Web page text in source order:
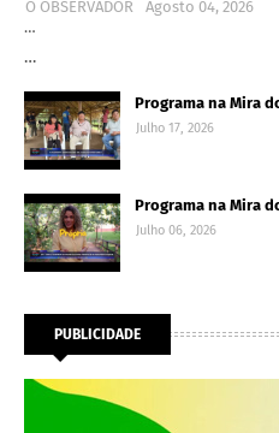
O OBSERVADOR
Agosto 04, 2026
…
…
Programa na Mira
Julho 17, 2026
Programa na Mira
Julho 06, 2026
PUBLICIDADE